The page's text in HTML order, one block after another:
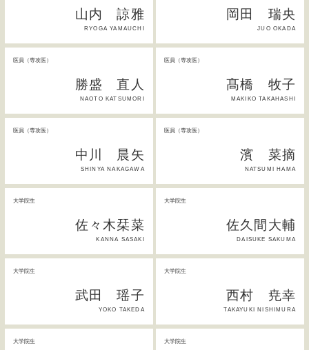
山内 諒雅
RYOGA YAMAUCHI
岡田 瑞央
JUO OKADA
医員（専攻医）
勝盛 直人
NAOTO KATSUMORI
医員（専攻医）
髙橋 牧子
MAKIKO TAKAHASHI
医員（専攻医）
中川 晨矢
SHINYA NAKAGAWA
医員（専攻医）
濱 菜摘
NATSUMI HAMA
大学院生
佐々木栞菜
KANNA SASAKI
大学院生
佐久間大輔
DAISUKE SAKUMA
大学院生
武田 瑶子
YOKO TAKEDA
大学院生
西村 尭幸
TAKAYUKI NISHIMURA
大学院生 大学院生